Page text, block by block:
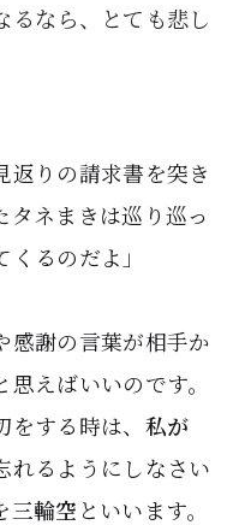
るなら、とても悲し
返りの請求書を突き
タネまきは巡り巡っ
るのだよ」
感謝の言葉が相手か
えばいいのです。
する時は、 私が
れるようにしなさい
三輪空 といいます。